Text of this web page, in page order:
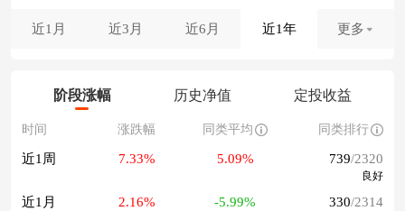
近1月 近3月 近6月 近1年 更多
阶段涨幅 历史净值 定投收益
时间 涨跌幅 同类平均 同类排行
近1周 7.33% 5.09% 739/2320
良好
近1月 2.16% -5.99% 330/2314